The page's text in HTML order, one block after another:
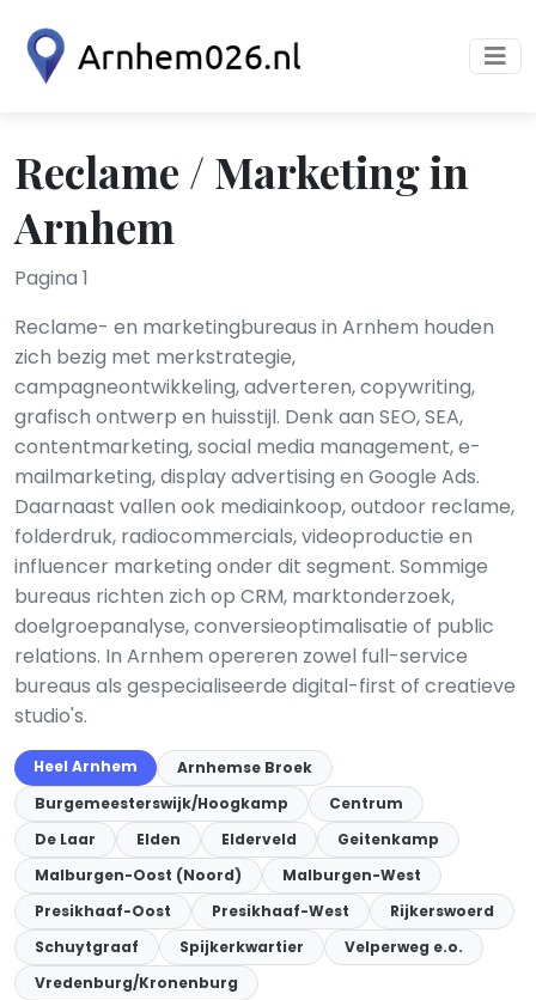
Reclame / Marketing in
Arnhem
Pagina 1
Reclame- en marketingbureaus in Arnhem houden
zich bezig met merkstrategie,
campagneontwikkeling, adverteren, copywriting,
grafisch ontwerp en huisstijl. Denk aan SEO, SEA,
contentmarketing, social media management, e-
mailmarketing, display advertising en Google Ads.
Daarnaast vallen ook mediainkoop, outdoor reclame,
folderdruk, radiocommercials, videoproductie en
influencer marketing onder dit segment. Sommige
bureaus richten zich op CRM, marktonderzoek,
doelgroepanalyse, conversieoptimalisatie of public
relations. In Arnhem opereren zowel full-service
bureaus als gespecialiseerde digital-first of creatieve
studio's.
Heel Arnhem
Arnhemse Broek
Burgemeesterswijk/Hoogkamp
Centrum
De Laar
Elden Elderveld
Geitenkamp
Malburgen-Oost (Noord)
Malburgen-West
Presikhaaf-Oost
Presikhaaf-West
Rijkerswoerd
Schuytgraaf
Spijkerkwartier
Velperweg e.o.
Vredenburg/Kronenburg